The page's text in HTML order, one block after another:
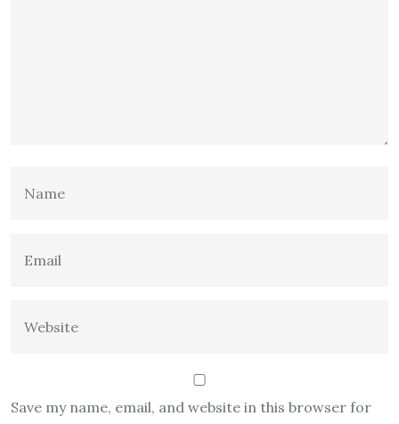
Save my name, email, and website in this browser for